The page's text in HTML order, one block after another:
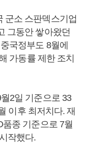
군소 스판덱스기업
그동안 쌓아왔던
국정부도 8월에
가동률 제한 조치
2일 기준으로 33
이후 최저치다. 재
종 기준으로 7월
작했다.